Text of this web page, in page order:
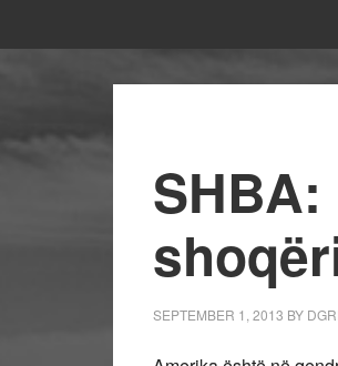
SEPTEMBER 1, 2013 BY